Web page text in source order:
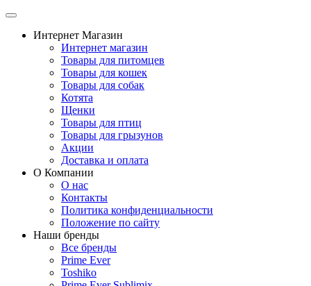
Интернет Магазин
Интернет магазин
Товары для питомцев
Товары для кошек
Товары для собак
Котята
Щенки
Товары для птиц
Товары для грызунов
Акции
Доставка и оплата
О Компании
О нас
Контакты
Политика конфиденциальности
Положение по сайту
Наши бренды
Все бренды
Prime Ever
Toshiko